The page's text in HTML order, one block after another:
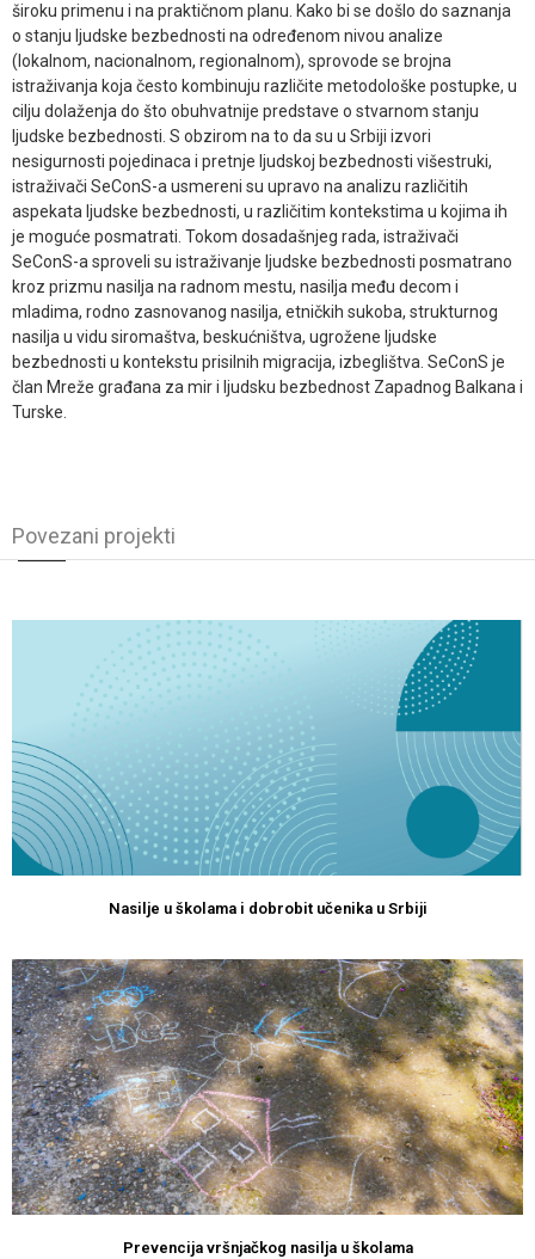
široku primenu i na praktičnom planu. Kako bi se došlo do saznanja
o stanju ljudske bezbednosti na određenom nivou analize
(lokalnom, nacionalnom, regionalnom), sprovode se brojna
istraživanja koja često kombinuju različite metodološke postupke, u
cilju dolaženja do što obuhvatnije predstave o stvarnom stanju
ljudske bezbednosti. S obzirom na to da su u Srbiji izvori
nesigurnosti pojedinaca i pretnje ljudskoj bezbednosti višestruki,
istraživači SeConS-a usmereni su upravo na analizu različitih
aspekata ljudske bezbednosti, u različitim kontekstima u kojima ih
je moguće posmatrati. Tokom dosadašnjeg rada, istraživači
SeConS-a sproveli su istraživanje ljudske bezbednosti posmatrano
kroz prizmu nasilja na radnom mestu, nasilja među decom i
mladima, rodno zasnovanog nasilja, etničkih sukoba, strukturnog
nasilja u vidu siromaštva, beskućništva, ugrožene ljudske
bezbednosti u kontekstu prisilnih migracija, izbeglištva. SeConS je
član Mreže građana za mir i ljudsku bezbednost Zapadnog Balkana i
Turske.
Povezani projekti
Nasilje u školama i dobrobit učenika u Srbiji
Prevencija vršnjačkog nasilja u školama